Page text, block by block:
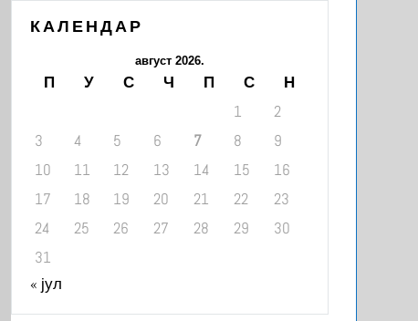
КАЛЕНДАР
август 2026.
П У С Ч П С
Н
1
2
3
4 5 6 7 8
9
10
11 12 13 14 15
16
17
18 19 20 21 22
23
24
25 26 27 28 29
30
31
« јул